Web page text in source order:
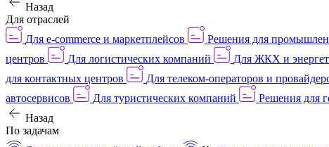
Назад
Для отраслей
Для e-commerce и маркетплейсов
Решения для
центров
Для логистических компаний Для ЖКХ и
для контактных центров
Для телеком-операторов и
автосервисов
Для туристических компаний Решения для
Назад
По задачам